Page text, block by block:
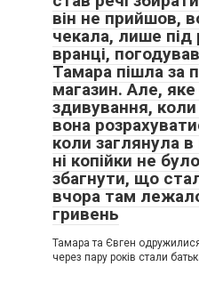
він не прийшов,
чекала, лише під
вранці,
Тамара пішла за
магазин. Але, яке
здивування,
вона
коли заглянула
ні копійки не
збагнути, що
вчора там
гривень
Тамара та Євген
через пару років стали